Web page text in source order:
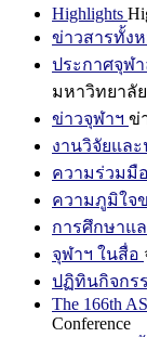
Highlights
ข่าวสารทั้ง
ประกาศจุฬ
มหาวิทยาลัย
ข่าวจุฬาฯ ข่
งานวิจัยแล
ความร่วมมือ
ความภูมิใจ
การศึกษาแ
จุฬาฯ ในสื่อ
ปฏิทินกิจกร
The 166th
Conference